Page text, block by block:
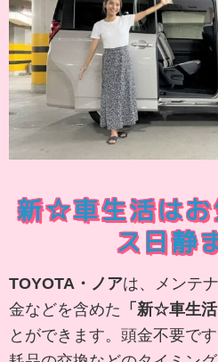
新☆車生活はお
ス日静
TOYOTA・ノアは、メンテ
金などを含めた 「新☆車生活
とができます。頭金不要で